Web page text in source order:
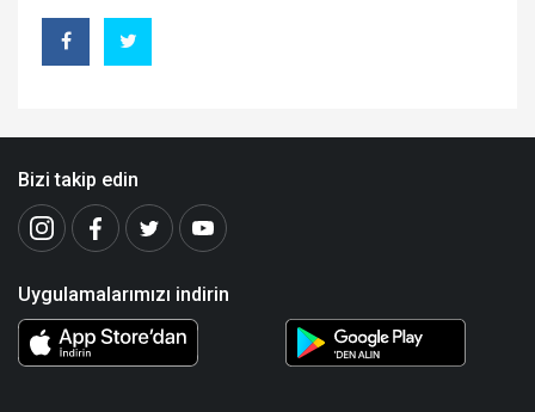
Bizi takip edin
Uygulamalarımızı indirin